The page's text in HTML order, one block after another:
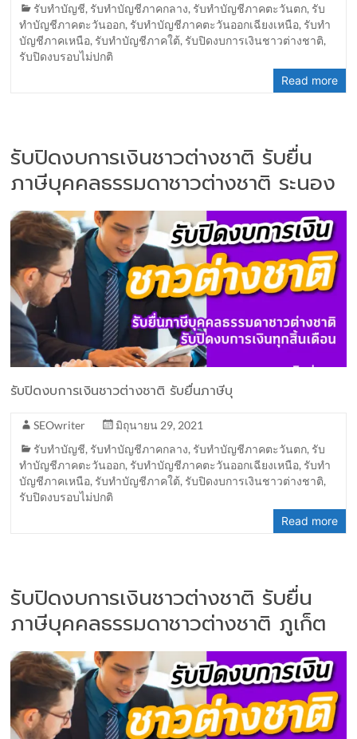
รับทำบัญชี, รับทำบัญชีภาคกลาง, รับทำบัญชีภาคตะวันตก, รับ
ทำบัญชีภาคตะวันออก, รับทำบัญชีภาคตะวันออกเฉียงเหนือ, รับทำ
บัญชีภาคเหนือ, รับทำบัญชีภาคใต้, รับปิดงบการเงินชาวต่างชาติ,
รับปิดงบรอบไม่ปกติ
Read more
รับปิดงบการเงินชาวต่างชาติ รับยื่น
ภาษีบุคคลธรรมดาชาวต่างชาติ ระนอง
รับปิดงบการเงินชาวต่างชาติ รับยื่นภาษีบุ
SEOwriter
มิถุนายน 29, 2021
รับทำบัญชี, รับทำบัญชีภาคกลาง, รับทำบัญชีภาคตะวันตก, รับ
ทำบัญชีภาคตะวันออก, รับทำบัญชีภาคตะวันออกเฉียงเหนือ, รับทำ
บัญชีภาคเหนือ, รับทำบัญชีภาคใต้, รับปิดงบการเงินชาวต่างชาติ,
รับปิดงบรอบไม่ปกติ
Read more
รับปิดงบการเงินชาวต่างชาติ รับยื่น
ภาษีบุคคลธรรมดาชาวต่างชาติ ภูเก็ต